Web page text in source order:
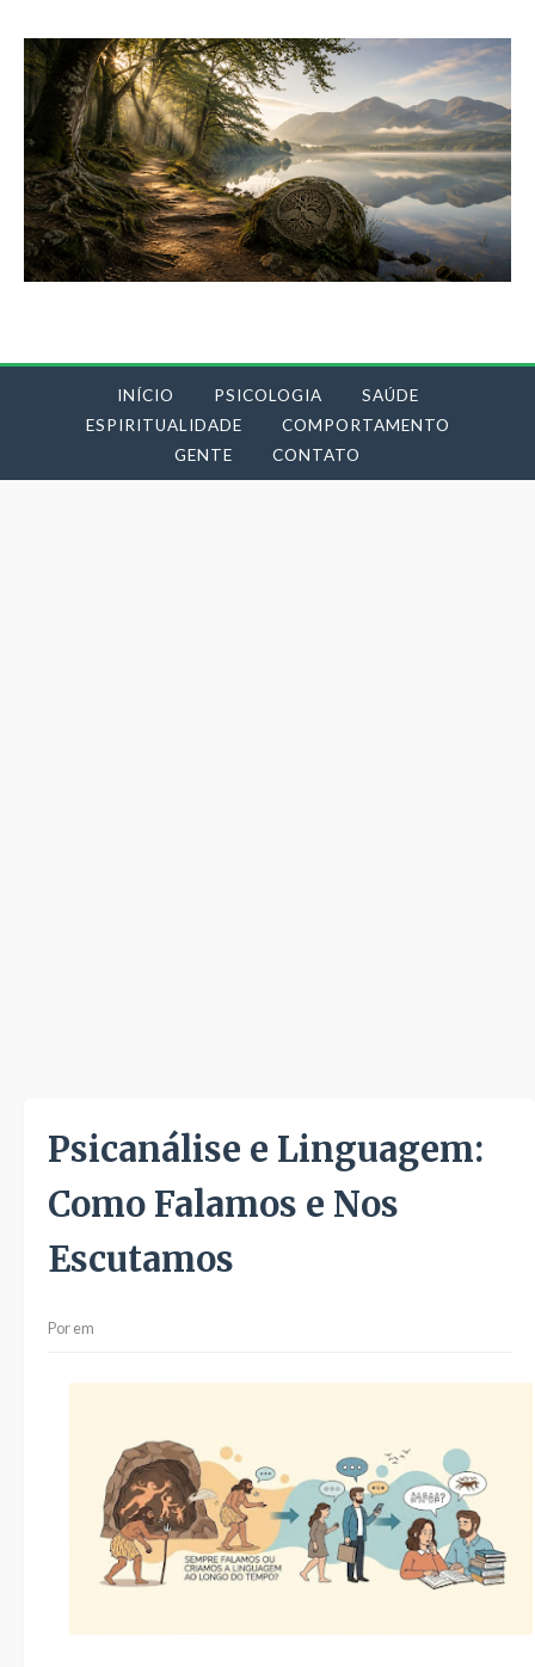
INÍCIO PSICOLOGIA
SAÚDE
ESPIRITUALIDADE
COMPORTAMENTO
GENTE
CONTATO
Psicanálise e Linguagem:
Como Falamos e Nos
Escutamos
Porem